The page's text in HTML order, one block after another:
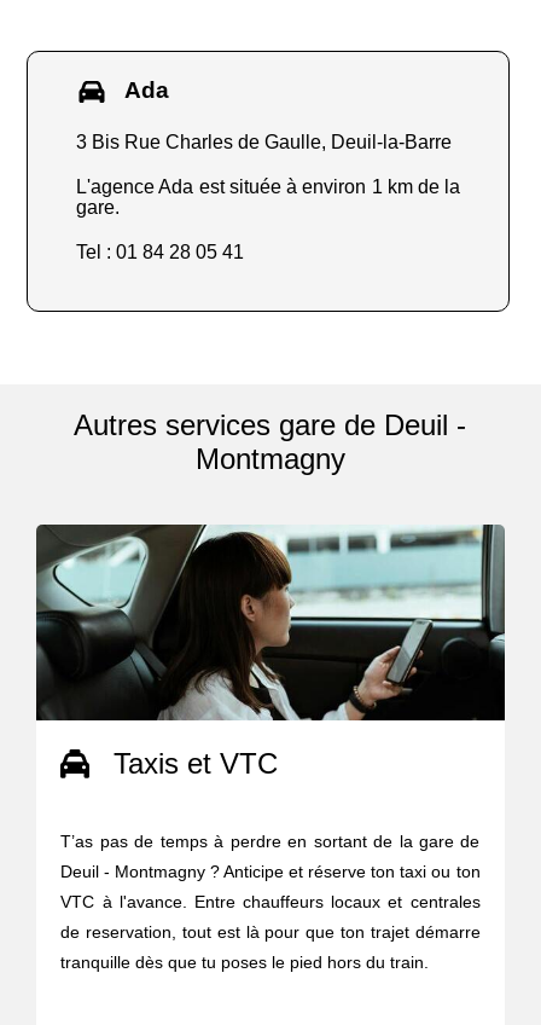
Ada
3 Bis Rue Charles de Gaulle, Deuil-la-Barre
L'agence Ada est située à environ 1 km de la
gare.
Tel : 01 84 28 05 41
Autres services gare de Deuil -
Montmagny
Taxis et VTC
T’as pas de temps à perdre en sortant de la gare de
Deuil - Montmagny ? Anticipe et réserve ton taxi ou ton
VTC à l'avance. Entre chauffeurs locaux et centrales
de reservation, tout est là pour que ton trajet démarre
tranquille dès que tu poses le pied hors du train.